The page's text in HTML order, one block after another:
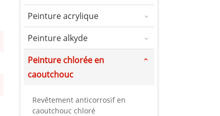
Peinture acrylique
Peinture alkyde
Peinture chlorée en
caoutchouc
Revêtement anticorrosif en
caoutchouc chloré